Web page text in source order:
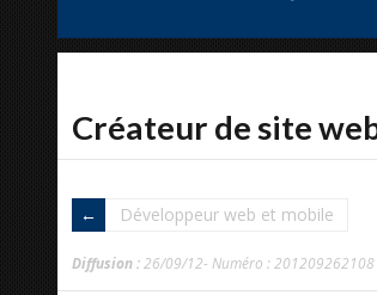
Créateur de site
Développeur web et mobile
Diffusion : 26/09/12- Numéro :